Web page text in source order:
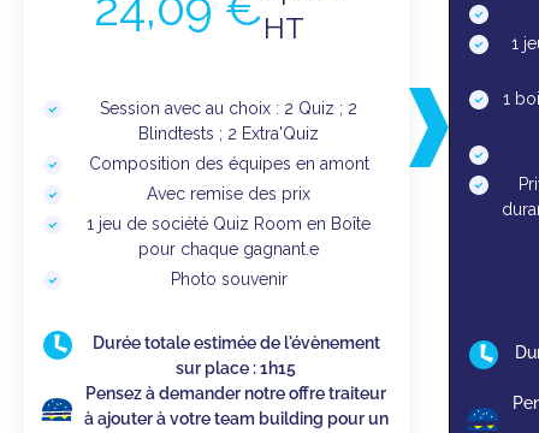
HT
Session avec au choix : 2 Quiz ; 2
Blindtests ; 2 Extra'Quiz
Composition des équipes en amont
Avec remise des prix
1 jeu de société Quiz Room en Boîte
pour chaque gagnant.e
Photo souvenir
Durée totale estimée de l'évènement
sur place : 1h15
Pensez à demander notre offre traiteur
à ajouter à votre team building pour un
1
1